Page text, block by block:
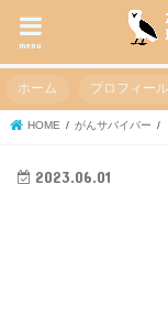
menu
ホーム プロフィール
HOME がんサバイバー
2023.06.01